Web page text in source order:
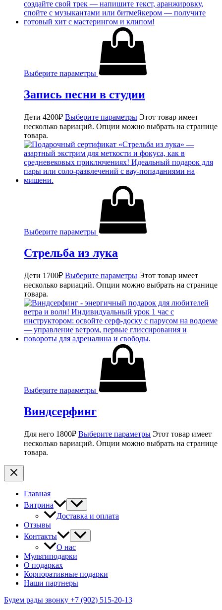
Выберите параметры
Запись песни в студии
Дети 4200₽ Выберите параметры Этот товар имеет
несколько вариаций. Опции можно выбрать на странице
товара.
Выберите параметры
Стрельба из лука
Дети 1700₽ Выберите параметры Этот товар имеет
несколько вариаций. Опции можно выбрать на странице
товара.
Выберите параметры
Виндсерфинг
Для него 1800₽ Выберите параметры Этот товар имеет
несколько вариаций. Опции можно выбрать на странице
товара.
Главная
Витрина
Доставка и оплата
Отзывы
Контакты
О нас
Мультиподарки
О подарках
Корпоративные подарки
Наши партнеры
Будем рады звонку +7 (902) 515-20-13